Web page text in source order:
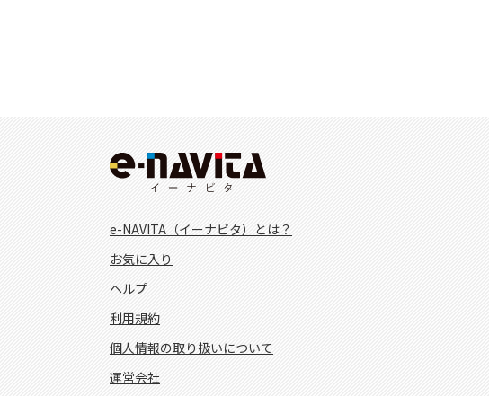
e-NAVITA（イーナビタ）とは？
お気に入り
ヘルプ
利用規約
個人情報の取り扱いについて
運営会社